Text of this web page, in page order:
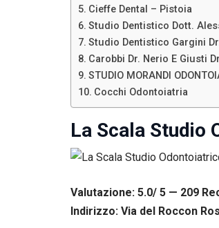
Cieffe Dental – Pistoia
Studio Dentistico Dott.
Studio Dentistico Gargini
Carobbi Dr. Nerio E Giusti
STUDIO MORANDI
Cocchi Odontoiatria
La Scala Studio
Valutazione: 5.0/ 5 — 209 R
Indirizzo: Via del Roccon